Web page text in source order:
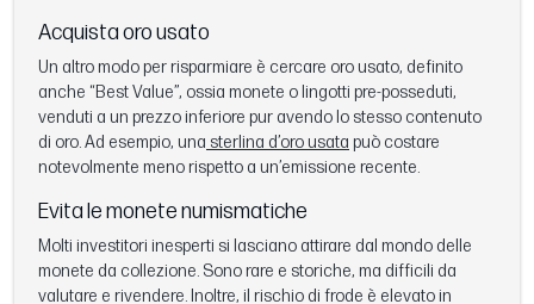
Acquista oro usato
Un altro modo per risparmiare è cercare oro usato, definito
anche “Best Value”, ossia monete o lingotti pre-posseduti,
venduti a un prezzo inferiore pur avendo lo stesso contenuto
di oro. Ad esempio, una sterlina d’oro usata può costare
notevolmente meno rispetto a un’emissione recente.
Evita le monete numismatiche
Molti investitori inesperti si lasciano attirare dal mondo delle
monete da collezione. Sono rare e storiche, ma difficili da
valutare e rivendere. Inoltre, il rischio di frode è elevato in